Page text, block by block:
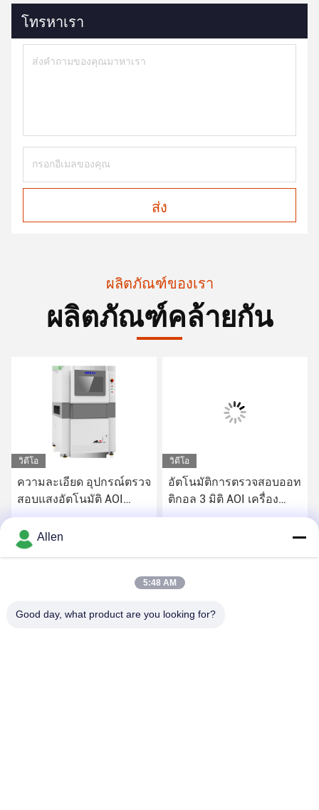
โทรหาเรา
ส่ง
ผลิตภัณฑ์ของเรา
ผลิตภัณฑ์คล้ายกัน
วิดีโอ
ความละเอียด อุปกรณ์ตรวจ
สอบแสงอัตโนมัติ AOI
220V
หา ราคา ที่ ดี ที่สุด
วิดีโอ
อัตโนมัติการตรวจสอบออท
ติกอล 3 มิติ AOI เครื่อง
RGB LED Lighting 1100Kg
Allen
5:48 AM
Good day, what product are you looking for?